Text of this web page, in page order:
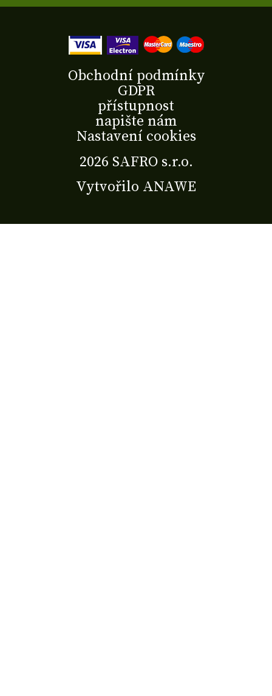
2026 SAFRO s.r.o.
Vytvořilo ANAWE
Obchodní podmínky
GDPR
přístupnost
napište nám
Nastavení cookies